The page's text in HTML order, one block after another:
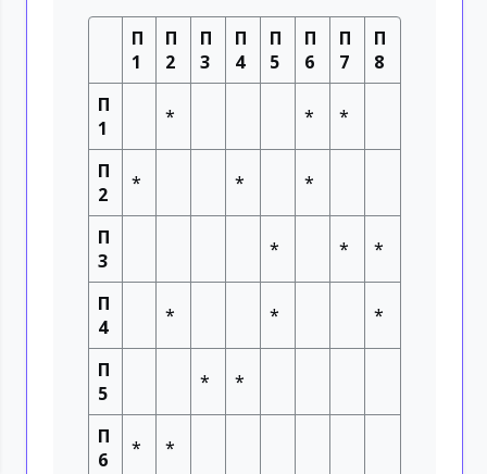
П
1
П
2
П
3
П
4
П
5
П
6
П
7
П
8
П
1
* * *
П
2
* * *
П
3
* * *
П
4
* * *
П
5
* *
П
6
* *